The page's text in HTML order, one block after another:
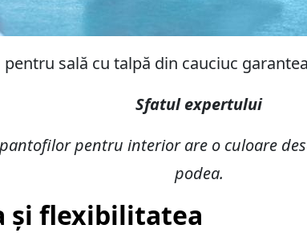
pentru sală cu talpă din cauciuc
Sfatul expertului
pentru interior are o culoare
podea.
și flexibilitatea